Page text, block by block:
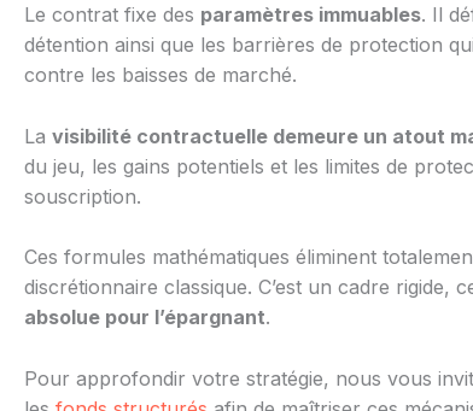
Le contrat fixe des paramètres immuables. Il
détention ainsi que les barrières de protection
contre les baisses de marché.
La visibilité contractuelle demeure un atout
du jeu, les gains potentiels et les limites de
souscription.
Ces formules mathématiques éliminent
discrétionnaire classique. C’est un cadre rigide,
absolue pour l’épargnant.
Pour approfondir votre stratégie, nous vous